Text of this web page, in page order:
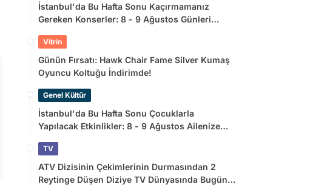
İstanbul'da Bu Hafta Sonu Kaçırmamanız
Gereken Konserler: 8 - 9 Ağustos Günleri
Vitrin
Günün Fırsatı: Hawk Chair Fame Silver Kumaş
Oyuncu Koltuğu İndirimde!
Genel Kültür
İstanbul'da Bu Hafta Sonu Çocuklarla
Yapılacak Etkinlikler: 8 - 9 Ağustos Ailenize
TV
ATV Dizisinin Çekimlerinin Durmasından 2
Reytinge Düşen Diziye TV Dünyasında Bugün